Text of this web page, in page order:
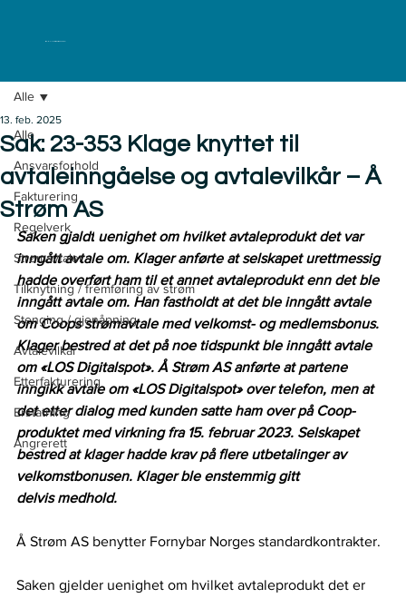
ELKLAGENEMNDA
Alle
Ansvarsforhold
Fakturering
Regelverk
Strømavtaler
Tilknytning / fremføring av strøm
Stenging / gjenåpning
Avtalevilkår
Etterfakturering
Erstatning
Angrerett
Alle
Sak: 23-353 Klage knyttet til
avtaleinngåelse og avtalevilkår – Å
Strøm AS
13. feb. 2025
Saken gjaldt uenighet om hvilket avtaleprodukt det var
inngått avtale om. Klager anførte at selskapet urettmessig
hadde overført ham til et annet avtaleprodukt enn det ble
inngått avtale om. Han fastholdt at det ble inngått avtale
om Coops strømavtale med velkomst- og medlemsbonus.
Klager bestred at det på noe tidspunkt ble inngått avtale
om «LOS Digitalspot». Å Strøm AS anførte at partene
inngikk avtale om «LOS Digitalspot» over telefon, men at
det etter dialog med kunden satte ham over på Coop-
produktet med virkning fra 15. februar 2023. Selskapet
bestred at klager hadde krav på flere utbetalinger av
velkomstbonusen. Klager ble enstemmig gitt
delvis medhold.
Å Strøm AS benytter Fornybar Norges standardkontrakter.
Saken gjelder uenighet om hvilket avtaleprodukt det er